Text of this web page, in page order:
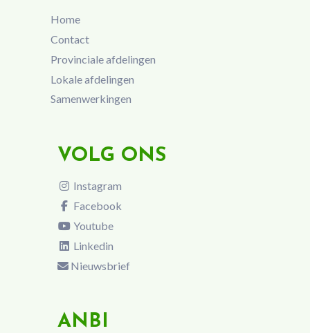
Home
Contact
Provinciale afdelingen
Lokale afdelingen
Samenwerkingen
VOLG ONS
Instagram
Facebook
Youtube
Linkedin
Nieuwsbrief
ANBI